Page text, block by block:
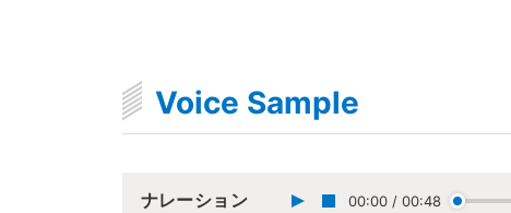
Voice Sample
ナレーション 00:00 / 00:48